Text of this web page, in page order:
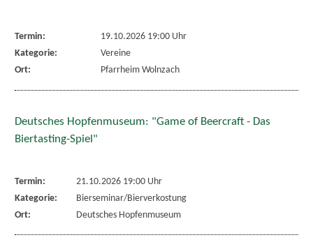
Termin:
19.10.2026 19:00 Uhr
Kategorie:
Vereine
Ort:
Pfarrheim Wolnzach
Deutsches Hopfenmuseum: "Game of Beercraft - Das
Biertasting-Spiel"
Termin:
21.10.2026 19:00 Uhr
Kategorie:
Bierseminar/Bierverkostung
Ort:
Deutsches Hopfenmuseum